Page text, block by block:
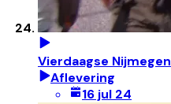
Vierdaagse Nijmegen
Aflevering
16 jul 24